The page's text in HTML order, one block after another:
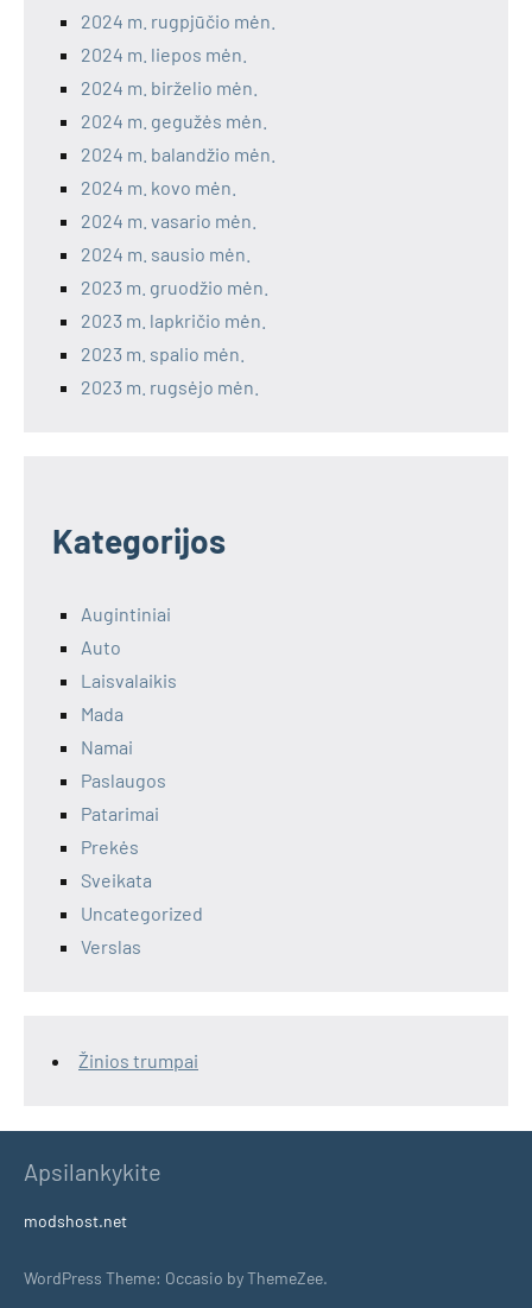
2024 m. rugpjūčio mėn.
2024 m. liepos mėn.
2024 m. birželio mėn.
2024 m. gegužės mėn.
2024 m. balandžio mėn.
2024 m. kovo mėn.
2024 m. vasario mėn.
2024 m. sausio mėn.
2023 m. gruodžio mėn.
2023 m. lapkričio mėn.
2023 m. spalio mėn.
2023 m. rugsėjo mėn.
Kategorijos
Augintiniai
Auto
Laisvalaikis
Mada
Namai
Paslaugos
Patarimai
Prekės
Sveikata
Uncategorized
Verslas
Žinios trumpai
Apsilankykite
modshost.net
WordPress Theme: Occasio by ThemeZee.